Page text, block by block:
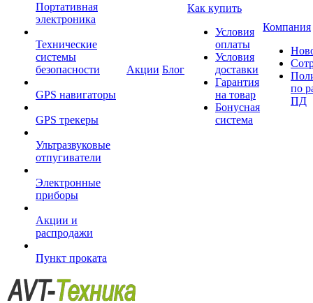
Портативная
электроника
Технические
системы
безопасности
GPS навигаторы
GPS трекеры
Ультразвуковые
отпугиватели
Электронные
приборы
Акции и
распродажи
Пункт проката
Акции Блог
Как купить
Условия
оплаты
Условия
доставки
Гарантия
на товар
Бонусная
система
Компания
по
ПД